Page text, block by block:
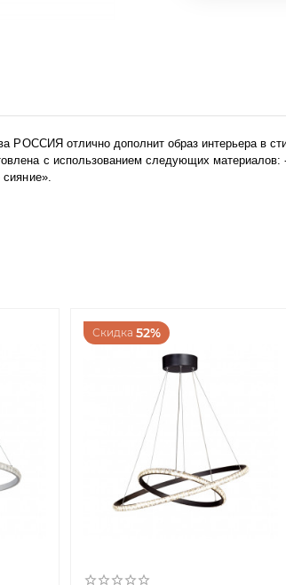
РОССИЯ отлично дополнит образ интерьера в
с использованием следующих
сияние».
Скидка 52%